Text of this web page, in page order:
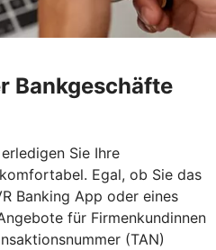
Bankgeschäfte
Sie Ihre
Egal, ob Sie das
Banking App oder eines
für Firmenkundinnen
(TAN)